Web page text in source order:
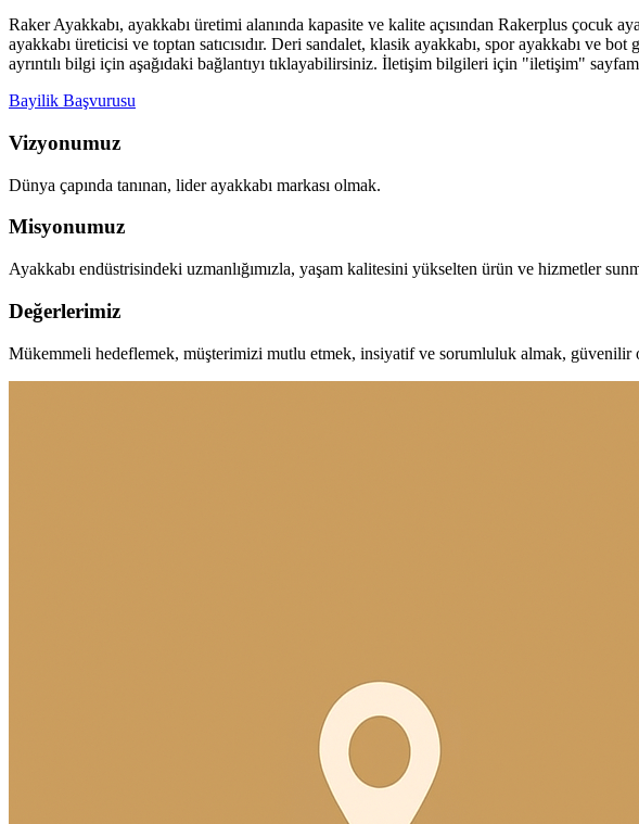
Raker Ayakkabı, ayakkabı üretimi alanında kapasite ve kalite açısından Rakerplus çocuk
ayakkabı üreticisi ve toptan satıcısıdır. Deri sandalet, klasik ayakkabı, spor ayakkabı ve
ayrıntılı bilgi için aşağıdaki bağlantıyı tıklayabilirsiniz. İletişim bilgileri için "iletişim"
Bayilik Başvurusu
Vizyonumuz
Dünya çapında tanınan, lider ayakkabı markası olmak.
Misyonumuz
Ayakkabı endüstrisindeki uzmanlığımızla, yaşam kalitesini yükselten ürün ve hizmetler
Değerlerimiz
Mükemmeli hedeflemek, müşterimizi mutlu etmek, insiyatif ve sorumluluk almak, güvenilir